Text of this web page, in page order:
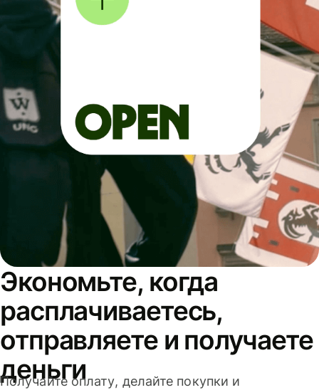
Экономьте, когда
расплачиваетесь,
отправляете и получаете
деньги
Получайте оплату, делайте покупки и